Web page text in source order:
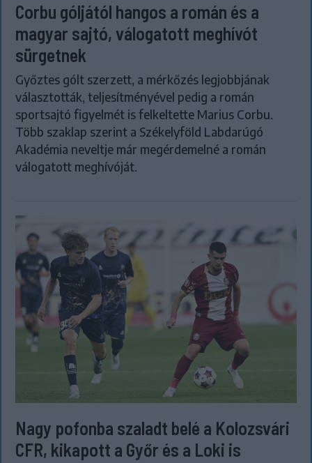
Corbu góljától hangos a román és a
magyar sajtó, válogatott meghívót
sürgetnek
Győztes gólt szerzett, a mérkőzés legjobbjának
választották, teljesítményével pedig a román
sportsajtó figyelmét is felkeltette Marius Corbu.
Több szaklap szerint a Székelyföld Labdarúgó
Akadémia neveltje már megérdemelné a román
válogatott meghívóját.
Nagy pofonba szaladt belé a Kolozsvári
CFR, kikapott a Győr és a Loki is